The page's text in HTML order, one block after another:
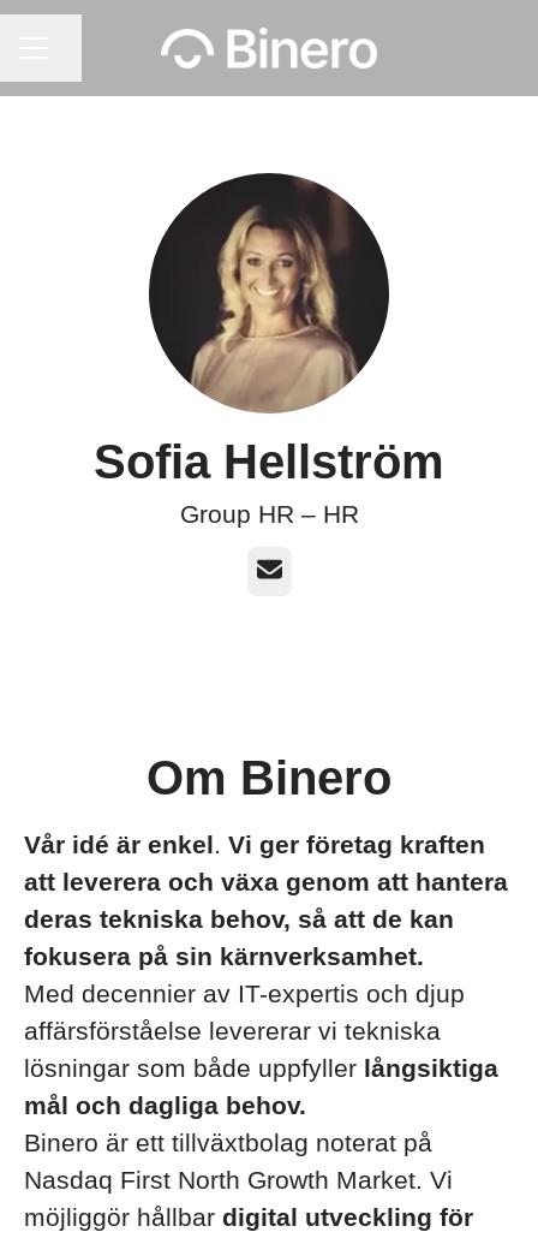
Sofia Hellström
Group HR – HR
E-post
Om Binero
Vår idé är enkel. Vi ger företag kraften
att leverera och växa genom att hantera
deras tekniska behov, så att de kan
fokusera på sin kärnverksamhet.
Med decennier av IT-expertis och djup
affärsförståelse levererar vi tekniska
lösningar som både uppfyller långsiktiga
mål och dagliga behov.
Binero är ett tillväxtbolag noterat på
Nasdaq First North Growth Market. Vi
möjliggör hållbar digital utveckling för